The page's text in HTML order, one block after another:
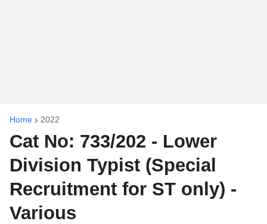
Home 2022
Cat No: 733/202 - Lower
Division Typist (Special
Recruitment for ST only) -
Various